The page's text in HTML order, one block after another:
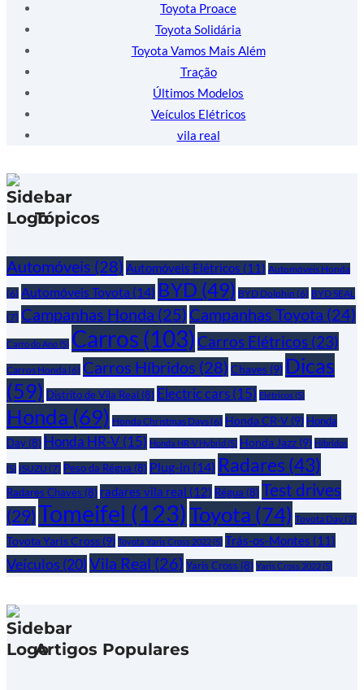
Toyota Proace
Toyota Solidária
Toyota Vamos Mais Além
Tração
Últimos Modelos
Veículos Elétricos
vila real
Tópicos
Automóveis (28) Automóveis Elétricos (11) Automóveis Honda
(6) Automóveis Toyota (14) BYD (49) BYD Dolphin (6) BYD SEAL
(7) Campanhas Honda (25) Campanhas Toyota (24)
Carro do Ano(5) Carros (103) Carros Elétricos (23)
Carros Honda(6) Carros Híbridos (28) Chaves (9) Dicas
(59) Distrito de Vila Real (8) Electric cars (15) Elétricos(5)
Honda (69) Honda Christmas Days(6) Honda CR-V (9) Honda
Day (8) Honda HR-V (15) Honda HR-V Hybrid (5) Honda Jazz (9) Híbridos
(5) ISUZU (7) Peso da Régua (8) Plug-in (14) Radares (43)
Radares Chaves (8) radares vila real (12) Régua (8) Test drives
(29)Tomeifel (123)Toyota (74) Toyota Day(7)
Toyota Yaris Cross (9) Toyota Yaris Cross 2022(5) Trás-os-Montes (11)
Veículos (20)Vila Real (26) Yaris Cross (8) Yaris Cross 2022(5)
Artigos Populares